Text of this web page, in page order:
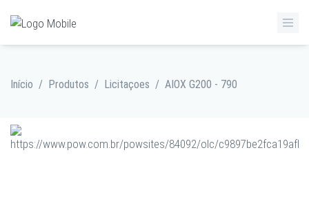
Início / Produtos / Licitaçoes / AIOX G200 - 790